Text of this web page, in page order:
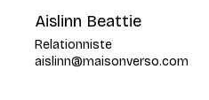
Aislinn Beattie
Relationniste
aislinn@maisonverso.com